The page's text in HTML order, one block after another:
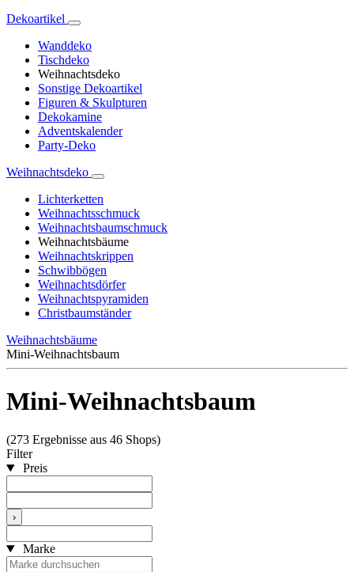
Dekoartikel
Wanddeko
Tischdeko
Weihnachtsdeko
Sonstige Dekoartikel
Figuren & Skulpturen
Dekokamine
Adventskalender
Party-Deko
Weihnachtsdeko
Lichterketten
Weihnachtsschmuck
Weihnachtsbaumschmuck
Weihnachtsbäume
Weihnachtskrippen
Schwibbögen
Weihnachtsdörfer
Weihnachtspyramiden
Christbaumständer
Weihnachtsbäume
Mini-Weihnachtsbaum
Mini-Weihnachtsbaum
(273 Ergebnisse aus 46 Shops)
Filter
Preis
›
Marke